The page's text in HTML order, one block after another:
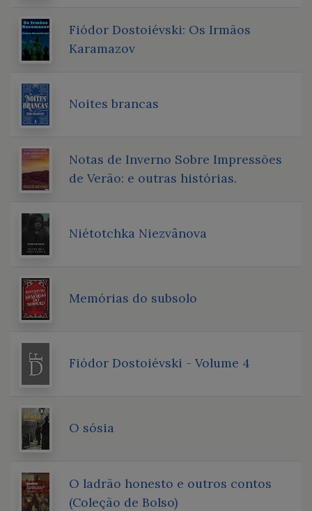
Fiódor Dostoiévski: Os Irmãos
Karamazov
Noites brancas
Notas de Inverno Sobre Impressões
de Verão: e outras histórias.
Niétotchka Niezvânova
Memórias do subsolo
Fiódor Dostoiévski - Volume 4
O sósia
O ladrão honesto e outros contos
(Coleção de Bolso)